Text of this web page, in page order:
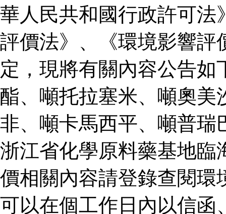
華人民共和國行政許可法
評價法》、《環境影響評
定，現將有關內容公告
酯、噸托拉塞米、噸奧美
非、噸卡馬西平、噸普瑞
浙江省化學原料藥基地臨
價相關內容請登錄查閱環
可以在個工作日內以信函